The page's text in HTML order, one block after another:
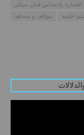
بإحساس فنان مبتكر
مواقف و مشاهد
خليفة